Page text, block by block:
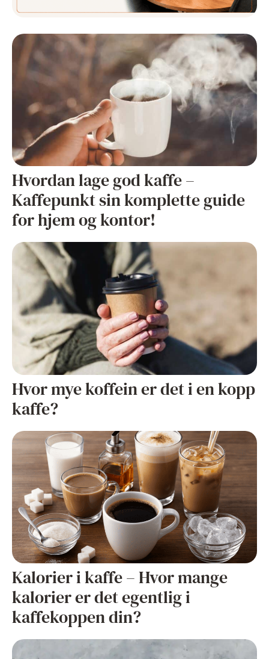
Hvordan lage god kaffe –
Kaffepunkt sin komplette guide
for hjem og kontor!
Hvor mye koffein er det i en kopp
kaffe?
Kalorier i kaffe – Hvor mange
kalorier er det egentlig i
kaffekoppen din?